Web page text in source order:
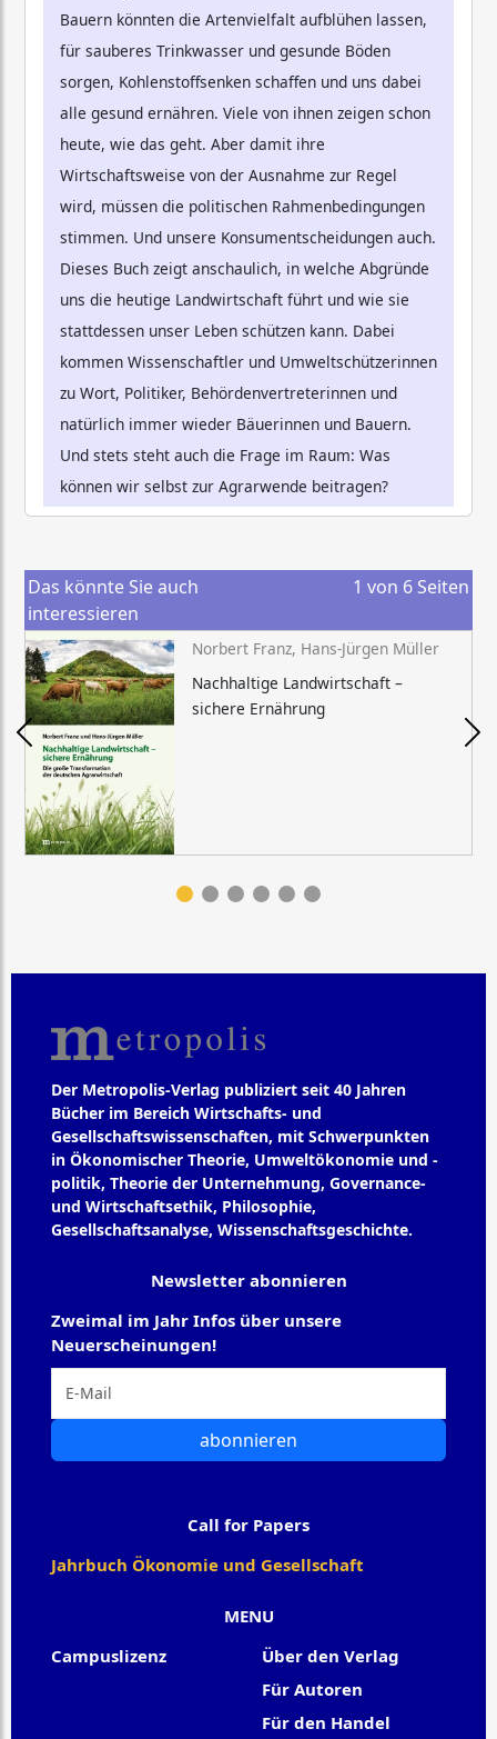
Bauern könnten die Artenvielfalt aufblühen lassen,
für sauberes Trinkwasser und gesunde Böden
sorgen, Kohlenstoffsenken schaffen und uns dabei
alle gesund ernähren. Viele von ihnen zeigen schon
heute, wie das geht. Aber damit ihre
Wirtschaftsweise von der Ausnahme zur Regel
wird, müssen die politischen Rahmenbedingungen
stimmen. Und unsere Konsumentscheidungen auch.
Dieses Buch zeigt anschaulich, in welche Abgründe
uns die heutige Landwirtschaft führt und wie sie
stattdessen unser Leben schützen kann. Dabei
kommen Wissenschaftler und Umweltschützerinnen
zu Wort, Politiker, Behördenvertreterinnen und
natürlich immer wieder Bäuerinnen und Bauern.
Und stets steht auch die Frage im Raum: Was
können wir selbst zur Agrarwende beitragen?
Das könnte Sie auch
interessieren
1 von 6 Seiten
Norbert Franz, Hans-Jürgen Müller
Nachhaltige Landwirtschaft –
sichere Ernährung
Der Metropolis-Verlag publiziert seit 40 Jahren
Bücher im Bereich Wirtschafts- und
Gesellschaftswissenschaften, mit Schwerpunkten
in Ökonomischer Theorie, Umweltökonomie und -
politik, Theorie der Unternehmung, Governance-
und Wirtschaftsethik, Philosophie,
Gesellschaftsanalyse, Wissenschaftsgeschichte.
MENU
Campuslizenz
Über den Verlag
Für Autoren
Für den Handel
Newsletter abonnieren
Zweimal im Jahr Infos über unsere
Neuerscheinungen!
abonnieren
Call for Papers
Jahrbuch Ökonomie und Gesellschaft